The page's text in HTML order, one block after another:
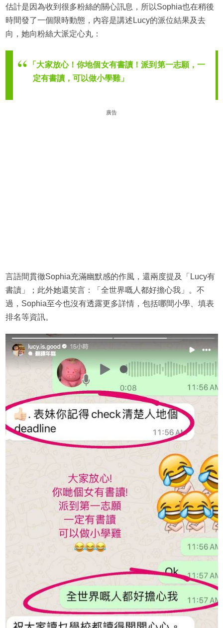
估計是因為收到很多粉絲的關心訊息，所以Sophia也在稍後
時間發了一個限時動態，內容是講述Lucy的派位結果及去
向，她向粉絲大派定心丸：
「大家放心！你地個女有書讀！派到第一志願，一
定有書讀，可以做小學雞」
廣告
言語間貫徹Sophia充滿幽默感的作風，還兩度提及「Lucy有
書讀」；此外她還笑言：「全世界嘅人都好擔心我」。不
過，Sophia至今也沒有透露更多詳情，包括哪間小學、填表
排名等資訊。